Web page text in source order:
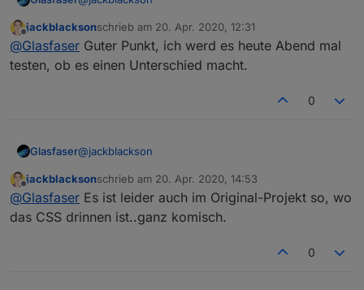
Sollte dies so sein? Versteh ich hier was falsch?
Bin jetzt nicht am Rechner ......
Er hat in seine Projekt View in CSS etwas hinterlegt ,
nicht das es daran liegt ,
Offline
jackblacksonschrieb am 20. Apr. 2020, 12:31
zuletzt editiert von
@Glasfaser Guter Punkt, ich werd es heute Abend mal
testen, ob es einen Unterschied macht.
0
Glasfaser@jackblackson
Bin jetzt nicht am Rechner ......
Er hat in seine Projekt View in CSS etwas hinterlegt ,
nicht das es daran liegt ,
da du es ja seperat hat.
Offline
jackblacksonschrieb am 20. Apr. 2020, 14:53
zuletzt editiert von
@Glasfaser Es ist leider auch im Original-Projekt so, wo
das CSS drinnen ist..ganz komisch.
0